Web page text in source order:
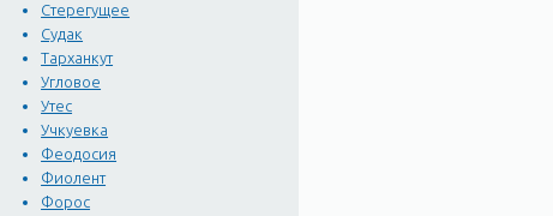
Стерегущее
Судак
Тарханкут
Угловое
Утес
Учкуевка
Феодосия
Фиолент
Форос